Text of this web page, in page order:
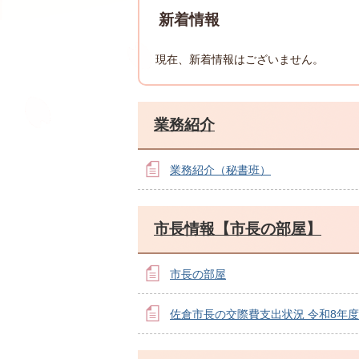
新着情報
現在、新着情報はございません。
業務紹介
業務紹介（秘書班）
市長情報【市長の部屋】
市長の部屋
佐倉市長の交際費支出状況 令和8年度